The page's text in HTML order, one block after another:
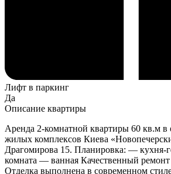
Лифт в паркинг
Да
Описание квартиры
Аренда 2-комнатной квартиры 60 кв.м
жилых комплексов Киева
Драгомирова 15. Планировка: — кухня-
комната — ванная Качественный
Отделка выполнена в современном